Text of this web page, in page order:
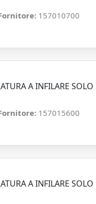
157010700
A INFILARE
157015600
A INFILARE